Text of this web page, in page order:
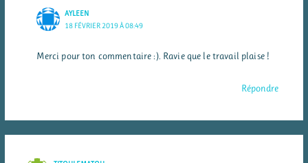
AYLEEN
18 FÉVRIER 2019 À 08:49
Merci pour ton commentaire :). Ravie que le travail plaise !
Répondre